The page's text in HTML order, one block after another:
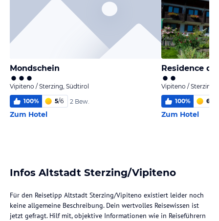
Mondschein
Vipiteno / Sterzing, Südtirol
100% 5/6 2 Bew.
Zum Hotel
Residence
Vipiteno / Sterzing,
100% 6,0
Zum Hotel
Infos Altstadt Sterzing/Vipiteno
Für den Reisetipp Altstadt Sterzing/Vipiteno existiert leider noch
keine allgemeine Beschreibung. Dein wertvolles Reisewissen ist
jetzt gefragt. Hilf mit, objektive Informationen wie in Reiseführern